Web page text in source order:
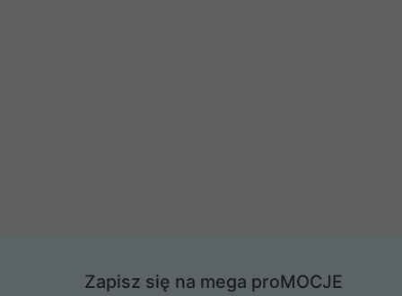
Zapisz się na mega proMOCJE